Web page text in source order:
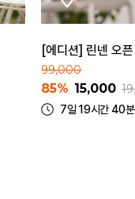
[에디션] 린넨 오
99,000
85% 15,000
7일 19시간 40